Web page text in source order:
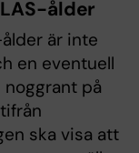
ålder
är inte
en eventuell
på
ska visa att